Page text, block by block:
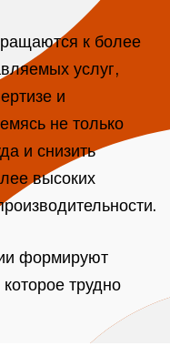
к более
услуг,
и
не только
и снизить
высоких
формируют
трудно